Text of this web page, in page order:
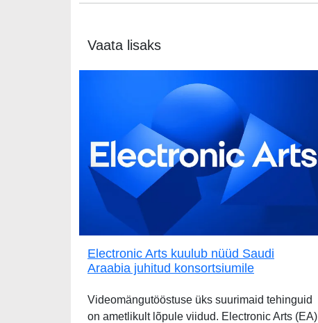
Vaata lisaks
Electronic Arts kuulub nüüd Saudi
Araabia juhitud konsortsiumile
Videomängutööstuse üks suurimaid tehinguid
on ametlikult lõpule viidud. Electronic Arts (EA)